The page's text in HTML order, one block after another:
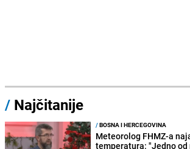
/ Najčitanije
/BOSNA I HERCEGOVINA
Meteorolog FHMZ-a
temperatura: "Jedno